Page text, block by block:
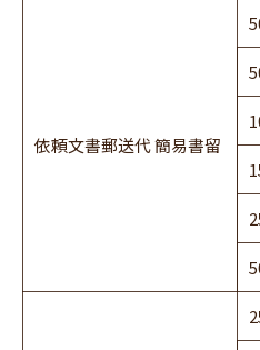
依頼文書郵送代 簡易書留